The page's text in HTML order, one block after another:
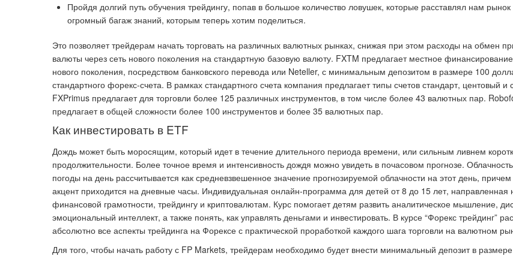
Пройдя долгий путь обучения трейдингу, попав в большое количество ловушек, которые расставлял нам
огромный багаж знаний, которым теперь хотим поделиться.
Это позволяет трейдерам начать торговать на различных валютных рынках, снижая при этом расходы на обмен
валюты через сеть нового поколения на стандартную базовую валюту. FXTM предлагает местное
нового поколения, посредством банковского перевода или Neteller, с минимальным депозитом в размере 100
стандартного форекс-счета. В рамках стандартного счета компания предлагает типы счетов стандарт, центовый и
FXPrimus предлагает для торговли более 125 различных инструментов, в том числе более 43 валютных пар.
предлагает в общей сложности более 100 инструментов и более 35 валютных пар.
Как инвестировать в ETF
Дождь может быть моросящим, который идет в течение длительного периода времени, или сильным ливнем
продолжительности. Более точное время и интенсивность дождя можно увидеть в почасовом прогнозе.
погоды на день рассчитывается как средневзвешенное значение прогнозируемой облачности на этот день,
акцент приходится на дневные часы. Индивидуальная онлайн-программа для детей от 8 до 15 лет, направленная
финансовой грамотности, трейдингу и криптовалютам. Курс помогает детям развить аналитическое мышление,
эмоциональный интеллект, а также понять, как управлять деньгами и инвестировать. В курсе “Форекс трейдинг”
абсолютно все аспекты трейдинга на Форексе с практической проработкой каждого шага торговли на валютном
Для того, чтобы начать работу с FP Markets, трейдерам необходимо будет внести минимальный депозит в